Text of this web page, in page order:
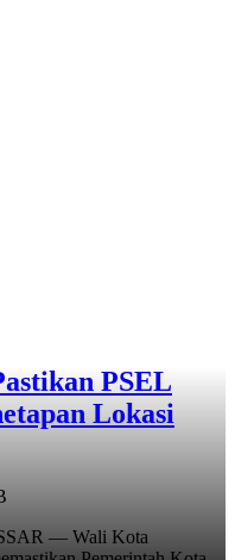
PSEL
Lokasi
— Wali Kota